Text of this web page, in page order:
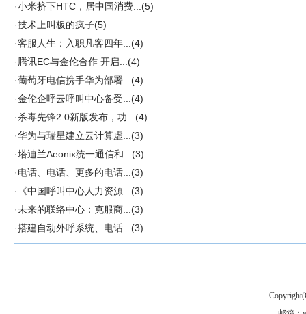
·小米挤下HTC，居中国消费... (5)
·技术上叫板的疯子(5)
·客服人生：入职凡客四年... (4)
· 腾讯EC与金伦合作 开启... (4)
·葡萄牙电信携手华为部署... (4)
·金伦企呼云呼叫中心备受... (4)
·杀毒先锋2.0新版发布，功... (4)
·华为与瑞星建立云计算虚... (3)
·塔迪兰Aeonix统一通信和... (3)
·电话、电话、更多的电话... (3)
·
《中国呼叫中心人力资源... (3)
·未来的联络中心：克服商... (3)
·搭建自动外呼系统、电话... (3)